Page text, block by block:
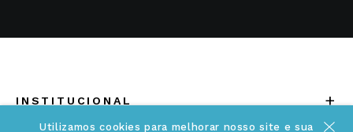
Utilizamos cookies para melhorar nosso site e sua
INSTITUCIONAL +